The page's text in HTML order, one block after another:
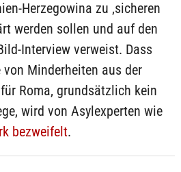
Herzegowina zu ‚sicheren
werden sollen und auf den
Interview verweist. Dass
Minderheiten aus der
Roma, grundsätzlich kein
wird von Asylexperten wie
bezweifelt.